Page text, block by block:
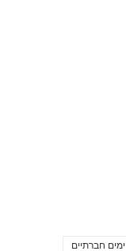
ימים חברתיים